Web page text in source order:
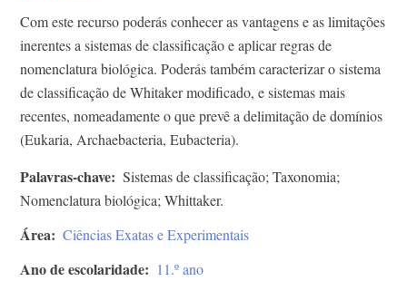
Com este recurso poderás conhecer as vantagens e as limitações
inerentes a sistemas de classificação e aplicar regras de
nomenclatura biológica. Poderás também caracterizar o sistema
de classificação de Whitaker modificado, e sistemas mais
recentes, nomeadamente o que prevê a delimitação de domínios
(Eukaria, Archaebacteria, Eubacteria).
Palavras-chave
Sistemas de classificação; Taxonomia;
Nomenclatura biológica; Whittaker.
Área Ciências Exatas e Experimentais
Ano de escolaridade 11.º ano